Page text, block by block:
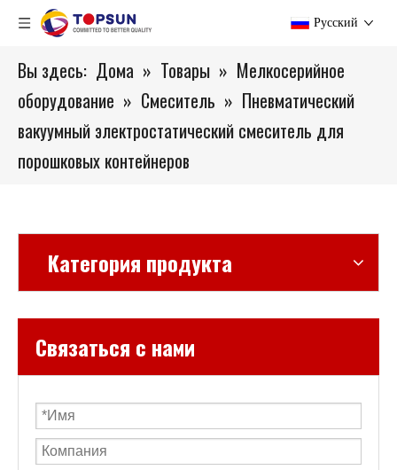
Pусский
Вы здесь: Дома » Товары » Мелкосерийное
оборудование » Смеситель » Пневматический
вакуумный электростатический смеситель для
порошковых контейнеров
Категория продукта
Связаться с нами